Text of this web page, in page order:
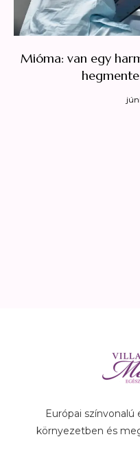
Mióma: van egy
Európai színvonalú
környezetben és